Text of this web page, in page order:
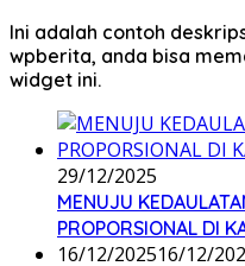
Ini adalah contoh
wpberita, anda bisa
widget ini.
29/12/2025
MENUJU
PROPORSIONAL DI
16/12/202516/12/